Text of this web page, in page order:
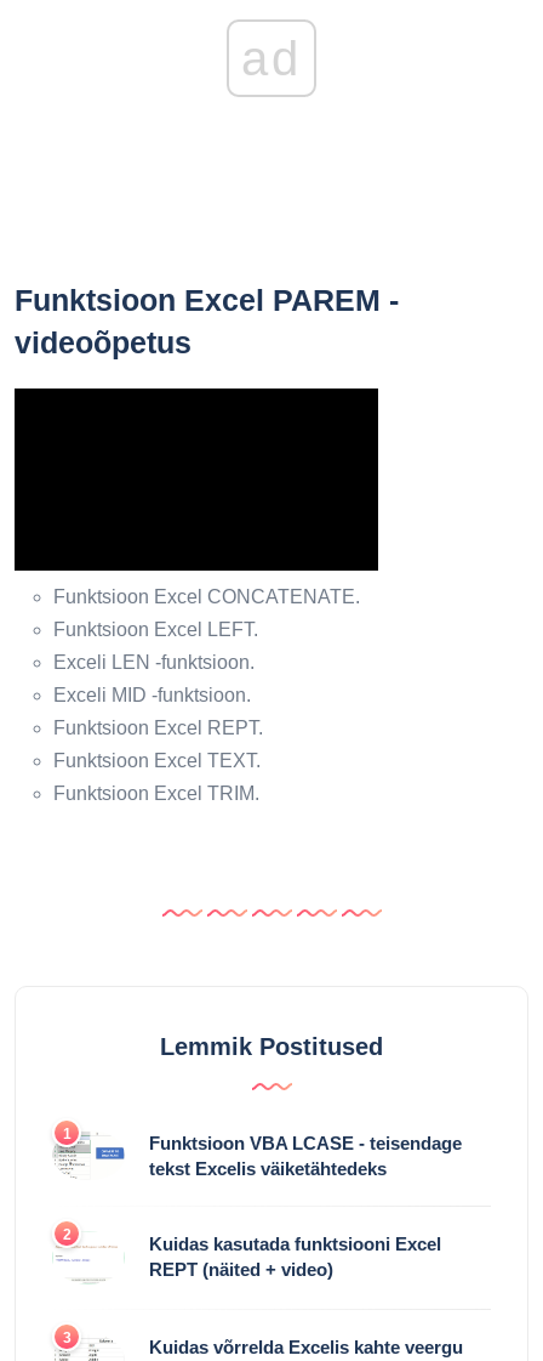
ad
Funktsioon Excel PAREM -
videoõpetus
Funktsioon Excel CONCATENATE.
Funktsioon Excel LEFT.
Exceli LEN -funktsioon.
Exceli MID -funktsioon.
Funktsioon Excel REPT.
Funktsioon Excel TEXT.
Funktsioon Excel TRIM.
Lemmik Postitused
1
Funktsioon VBA LCASE - teisendage
tekst Excelis väiketähtedeks
2
Kuidas kasutada funktsiooni Excel
REPT (näited + video)
3 Kuidas võrrelda Excelis kahte veergu